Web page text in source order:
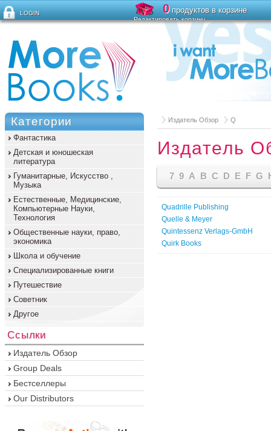
Издатель Обзор Q
Издатель
7 9 A B C D E F G
Quadrille Publishing
Quelle & Meyer
Quintessenz Verlags-GmbH
Quirk Books
Категории
Фантастика
Детская и юношеская
литература
Гуманитарные, Искусство ,
Музыка
Естественные, Медицинские,
Компьютерные Науки,
Технология
Общественные науки, право,
экономика
Школа и обучение
Специализированные книги
Путешествие
Советник
Другое
Ссылки
Издатель Обзор
Group Deals
Бестселлеры
Our Distributors
LOGIN
Забыли пароль?
0продуктов в корзине
Редактировать корзину